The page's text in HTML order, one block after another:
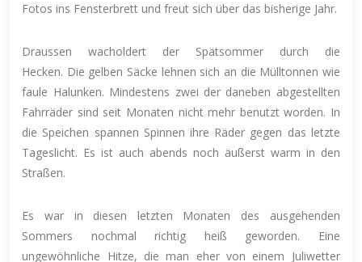
Fotos ins Fensterbrett und freut sich über das bisherige Jahr.
Draussen wacholdert der Spätsommer durch die
Hecken. Die gelben Säcke lehnen sich an die Mülltonnen wie
faule Halunken. Mindestens zwei der daneben abgestellten
Fahrräder sind seit Monaten nicht mehr benutzt worden. In
die Speichen spannen Spinnen ihre Räder gegen das letzte
Tageslicht. Es ist auch abends noch äußerst warm in den
Straßen.
Es war in diesen letzten Monaten des ausgehenden
Sommers nochmal richtig heiß geworden. Eine
ungewöhnliche Hitze, die man eher von einem Juliwetter